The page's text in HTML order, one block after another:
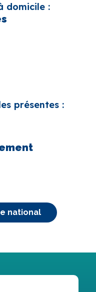
domicile :
présentes :
national